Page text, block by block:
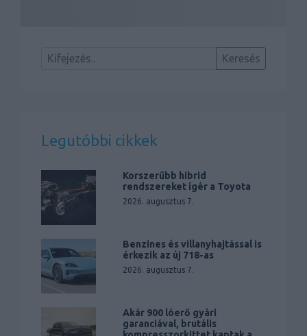
Legutóbbi cikkek
Korszerűbb hibrid
rendszereket ígér a Toyota
2026. augusztus 7.
Benzines és villanyhajtással is
érkezik az új 718-as
2026. augusztus 7.
Akár 900 lóerő gyári
garanciával, brutális